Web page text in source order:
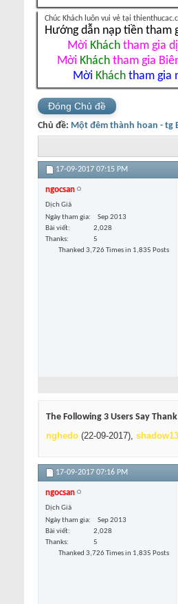
Chúc Khách luôn vui vẻ tại
Hướng dẫn nạp tiền tham
Mời Kháchtham gia
Mời Kháchtham gia
Mời Kháchtham gia
Đóng Chủ đề
Chủ đề: Một đêm thành hoan - tg
17-09-2017 07:15 PM
ngocsan
Dịch Giả
Ngày tham gia
Sep 2013
Bài viết
2,028
Thanks
5
Thanked 3,726 Times in 1,835 Posts
The Following 3 Users Say
nghedo (22-09-2017),
17-09-2017 07:16 PM
ngocsan
Dịch Giả
Ngày tham gia
Sep 2013
Bài viết
2,028
Thanks
5
Thanked 3,726 Times in 1,835 Posts